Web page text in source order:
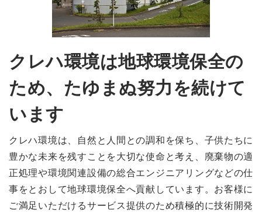
クレハ環境は地球環境保全の
ため、たゆまぬ努力を続けて
います
クレハ環境は、自然と人間との調和を保ち、子供たちに
豊かな未来を残すことを大切な使命と考え、廃棄物の適
正処理や環境関連設備の総合エンジニアリングなどの仕
事をとおして地球環境保全へ貢献しています。お客様に
ご満足いただけるサービス提供のため積極的に技術開発